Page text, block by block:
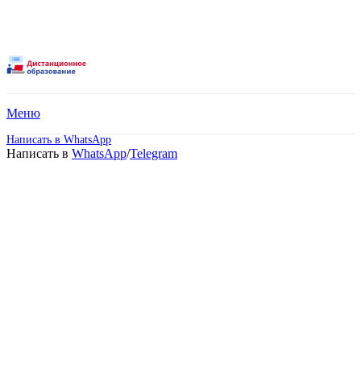
Меню
Написать в WhatsApp
Написать в WhatsApp/Telegram